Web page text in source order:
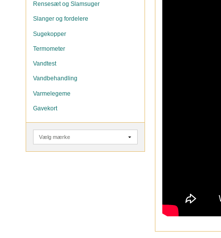
Rensesæt og Slamsuger
Slanger og fordelere
Sugekopper
Termometer
Vandtest
Vandbehandling
Varmelegeme
Gavekort